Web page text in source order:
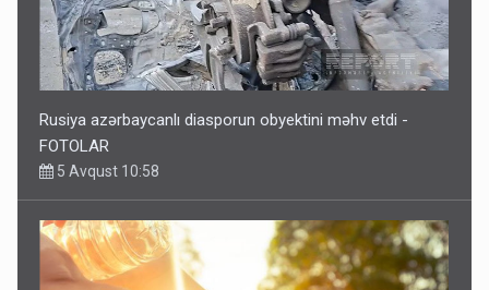
Rusiya azərbaycanlı diasporun obyektini məhv etdi -
FOTOLAR
5 Avqust 10:58